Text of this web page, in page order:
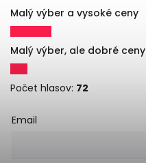
Malý výber a vysoké ceny
Malý výber, ale dobré ceny
Počet hlasov: 72
Email